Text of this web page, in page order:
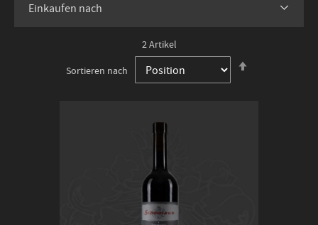
2Artikel
Sortieren nach
Einkaufen nach